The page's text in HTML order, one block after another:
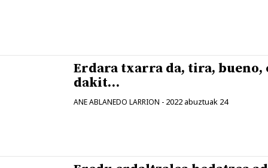
Erdara txarra da, tira, bueno,
dakit…
ANE ABLANEDO LARRION - 2022 abuztuak 24